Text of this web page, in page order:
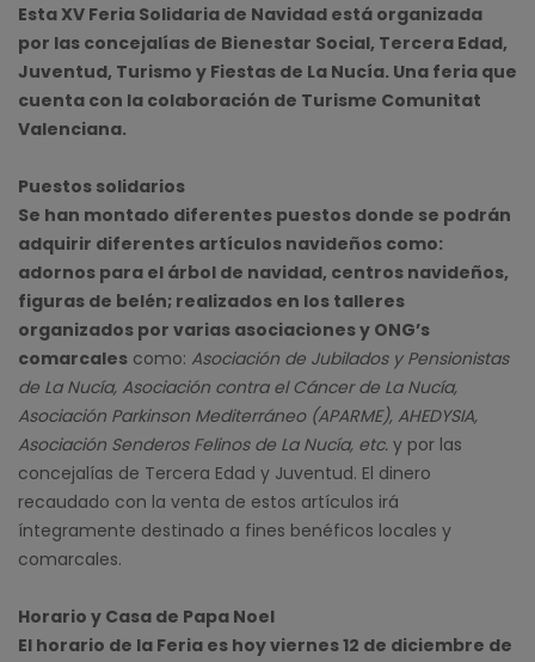
Esta XV Feria Solidaria de Navidad está organizada
por las concejalías de Bienestar Social, Tercera Edad,
Juventud, Turismo y Fiestas de La Nucía. Una feria que
cuenta con la colaboración de Turisme Comunitat
Valenciana.
Puestos solidarios
Se han montado diferentes puestos donde se podrán
adquirir diferentes artículos navideños como:
adornos para el árbol de navidad, centros navideños,
figuras de belén; realizados en los talleres
organizados por varias asociaciones y ONG’s
comarcales como: Asociación de Jubilados y Pensionistas
de La Nucía, Asociación contra el Cáncer de La Nucía,
Asociación Parkinson Mediterráneo (APARME), AHEDYSIA,
Asociación Senderos Felinos de La Nucía, etc. y por las
concejalías de Tercera Edad y Juventud. El dinero
recaudado con la venta de estos artículos irá
íntegramente destinado a fines benéficos locales y
comarcales.
Horario y Casa de Papa Noel
El horario de la Feria es hoy viernes 12 de diciembre de